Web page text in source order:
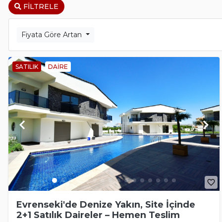
FILTRELE
Fiyata Göre Artan
SATILIK DAIRE
keyboard_arrow_left keyboard_arrow_right
favorite_border
Evrenseki'de Denize Yakın, Site İçinde
2+1 Satılık Daireler – Hemen Teslim